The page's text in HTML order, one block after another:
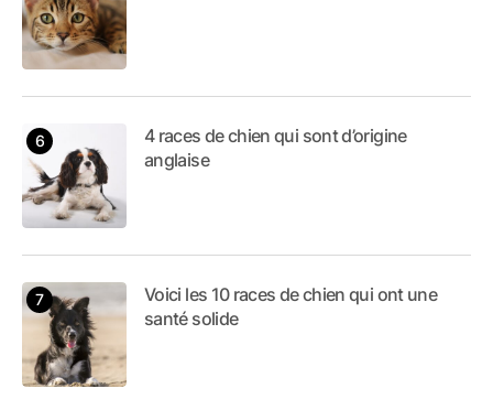
4 races de chien qui sont d’origine
anglaise
Voici les 10 races de chien qui ont une
santé solide